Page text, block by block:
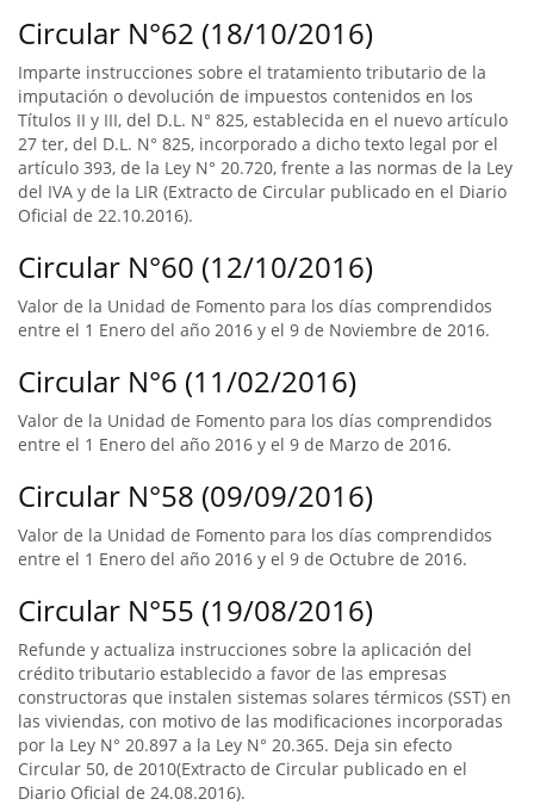
Circular N°62 (18/10/2016)
Imparte instrucciones sobre el tratamiento tributario de la
imputación o devolución de impuestos contenidos en los
Títulos II y III, del D.L. N° 825, establecida en el nuevo artículo
27 ter, del D.L. N° 825, incorporado a dicho texto legal por el
artículo 393, de la Ley N° 20.720, frente a las normas de la Ley
del IVA y de la LIR (Extracto de Circular publicado en el Diario
Oficial de 22.10.2016).
Circular N°60 (12/10/2016)
Valor de la Unidad de Fomento para los días comprendidos
entre el 1 Enero del año 2016 y el 9 de Noviembre de 2016.
Circular N°6 (11/02/2016)
Valor de la Unidad de Fomento para los días comprendidos
entre el 1 Enero del año 2016 y el 9 de Marzo de 2016.
Circular N°58 (09/09/2016)
Valor de la Unidad de Fomento para los días comprendidos
entre el 1 Enero del año 2016 y el 9 de Octubre de 2016.
Circular N°55 (19/08/2016)
Refunde y actualiza instrucciones sobre la aplicación del
crédito tributario establecido a favor de las empresas
constructoras que instalen sistemas solares térmicos (SST) en
las viviendas, con motivo de las modificaciones incorporadas
por la Ley N° 20.897 a la Ley N° 20.365. Deja sin efecto
Circular 50, de 2010(Extracto de Circular publicado en el
Diario Oficial de 24.08.2016).